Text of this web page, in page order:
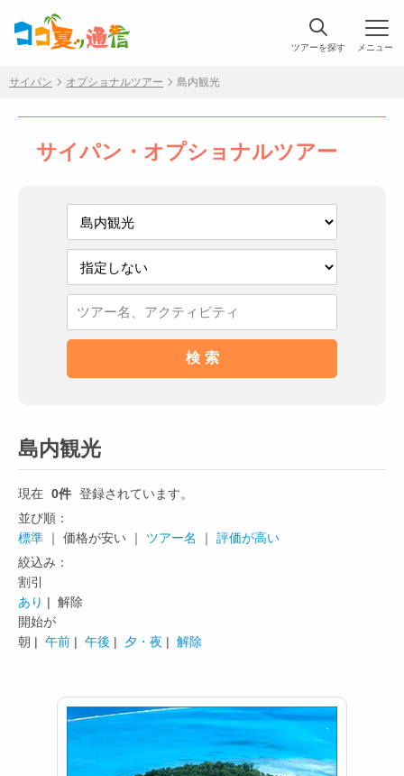
ツアーを探す
サイパン オプショナルツアー 島内観光
サイパン・オプショナルツアー
島内観光
現在 0件 登録されています。
並び順：
標準 ｜ 価格が安い ｜ ツアー名 ｜ 評価が高い
絞込み：
割引
あり | 解除
開始が
朝 | 午前 | 午後 | 夕・夜 | 解除
メニュー